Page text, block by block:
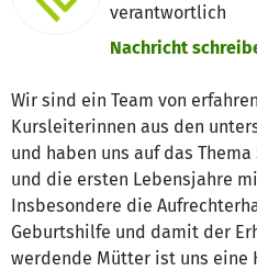
verantwortlich
Nachricht
Wir sind ein Team von
Kursleiterinnen aus den
und haben uns auf das
und die ersten Lebensjahre
Insbesondere die
Geburtshilfe und damit der
werdende Mütter ist uns eine